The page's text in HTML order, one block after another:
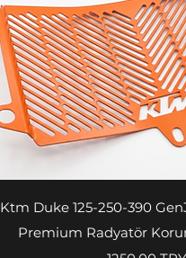
Vista rapida
Ktm Duke 125-250-390
Premium Radyatör